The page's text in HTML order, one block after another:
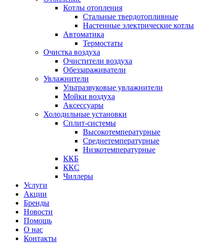
Котлы отопления
Стальные твердотопливные
Настенные электрические котлы
Автоматика
Термостаты
Очистка воздуха
Очистители воздуха
Обеззараживатели
Увлажнители
Ультразвуковые увлажнители
Мойки воздуха
Аксессуары
Холодильные установки
Сплит-системы
Высокотемпературные
Среднетемпературные
Низкотемпературные
ККБ
ККС
Чиллеры
Услуги
Акции
Бренды
Новости
Помощь
О нас
Контакты